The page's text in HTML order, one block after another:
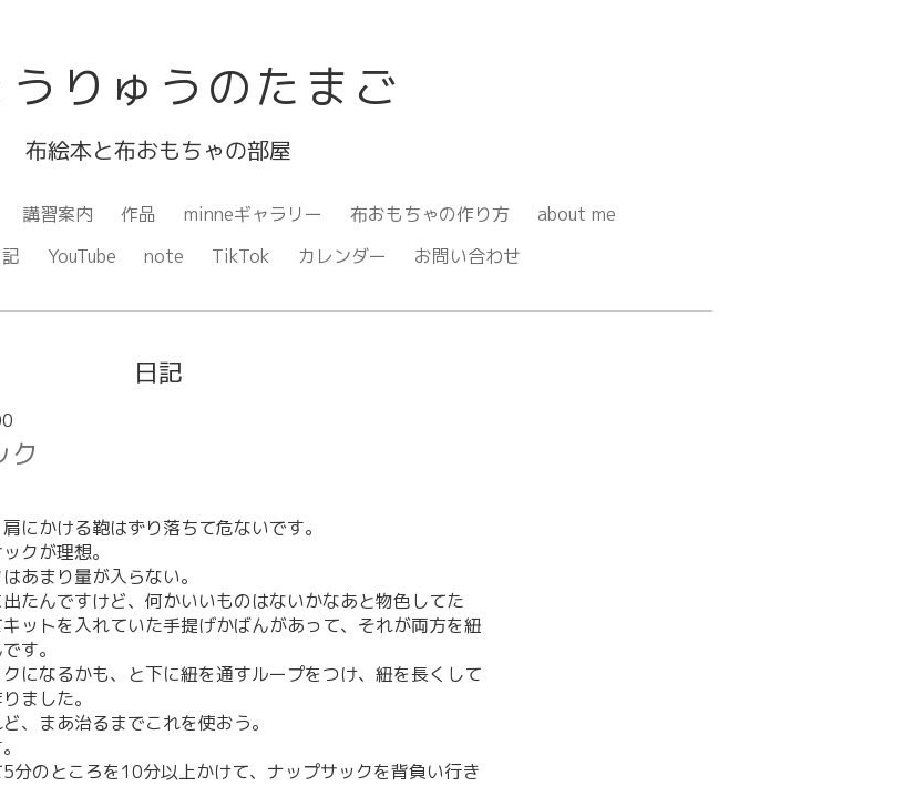
うりゅうのたまご
布絵本と布おもちゃの部屋
講習案内 作品 minneギャラリー 布おもちゃの作り方
about me
YouTube note TikTok カレンダー お問い合わせ
日記
ク
にかける鞄はずり落ちて危ないです。
クが理想。
あまり量が入らない。
たんですけど、何かいいものはないかなあと物色してた
ットを入れていた手提げかばんがあって、それが両方を紐
す。
になるかも、と下に紐を通すループをつけ、紐を長くして
ました。
、まあ治るまでこれを使おう。
分のところを10分以上かけて、ナップサックを背負い行き